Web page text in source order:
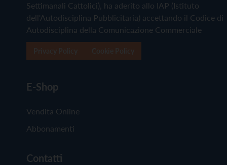
Settimanali Cattolici), ha aderito allo IAP (Istituto
dell'Autodisciplina Pubblicitaria) accettando il Codice di
Autodisciplina della Comunicazione Commerciale
E-Shop
Vendita Online
Abbonamenti
Contatti